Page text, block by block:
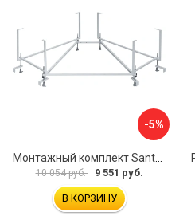
-5%
10 054 руб. 9 551 руб.
В КОРЗИНУ